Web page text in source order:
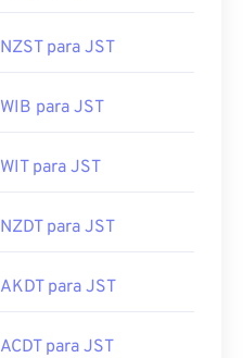
NZST para JST
WIB para JST
WIT para JST
NZDT para JST
AKDT para JST
ACDT para JST